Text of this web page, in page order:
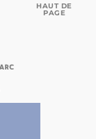
HAUT DE
PAGE